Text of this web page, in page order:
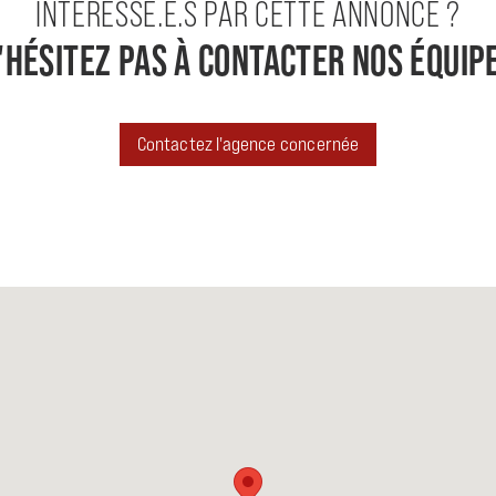
PAS À CONTACTER NOS
INTÉRESSÉ.E.S PAR CETTE ANNONCE ?
Contactez l'agence concernée